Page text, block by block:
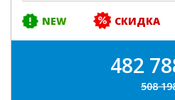
NEW СКИДКА
482
508